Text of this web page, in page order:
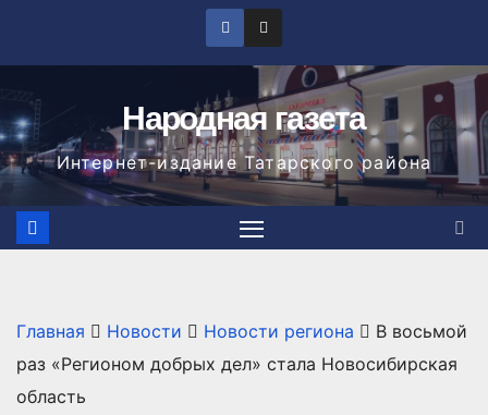
Народная газета
Интернет-издание Татарского района
Главная Новости Новости региона
В восьмой
раз «Регионом добрых дел» стала Новосибирская
область